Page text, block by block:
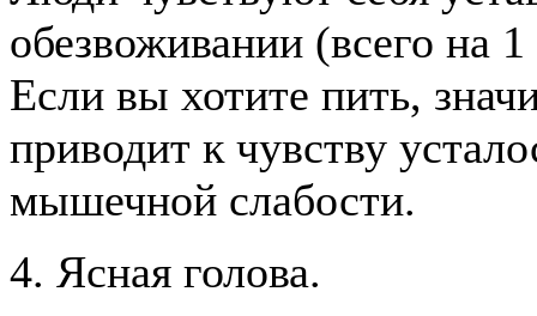
обезвоживании (всего на
Если вы хотите пить,
приводит к чувству
мышечной слабости.
4. Ясная голова.